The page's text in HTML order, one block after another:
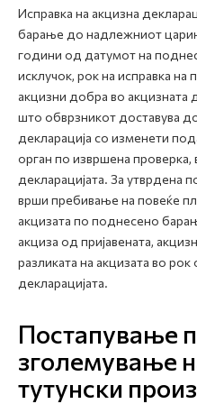
Исправка на акцизна
барање до надлежниот
години од датумот на
исклучок, рок на исправка на
акцизни добра во акцизната
што обврзникот доставува
декларација со изменети
орган по извршена проверка,
декларацијата. За утврдена
врши пребивање на повеќе
акцизата по поднесено
акциза од пријавената,
разликата на акцизата во
декларацијата.
Постапување
зголемување
тутунски